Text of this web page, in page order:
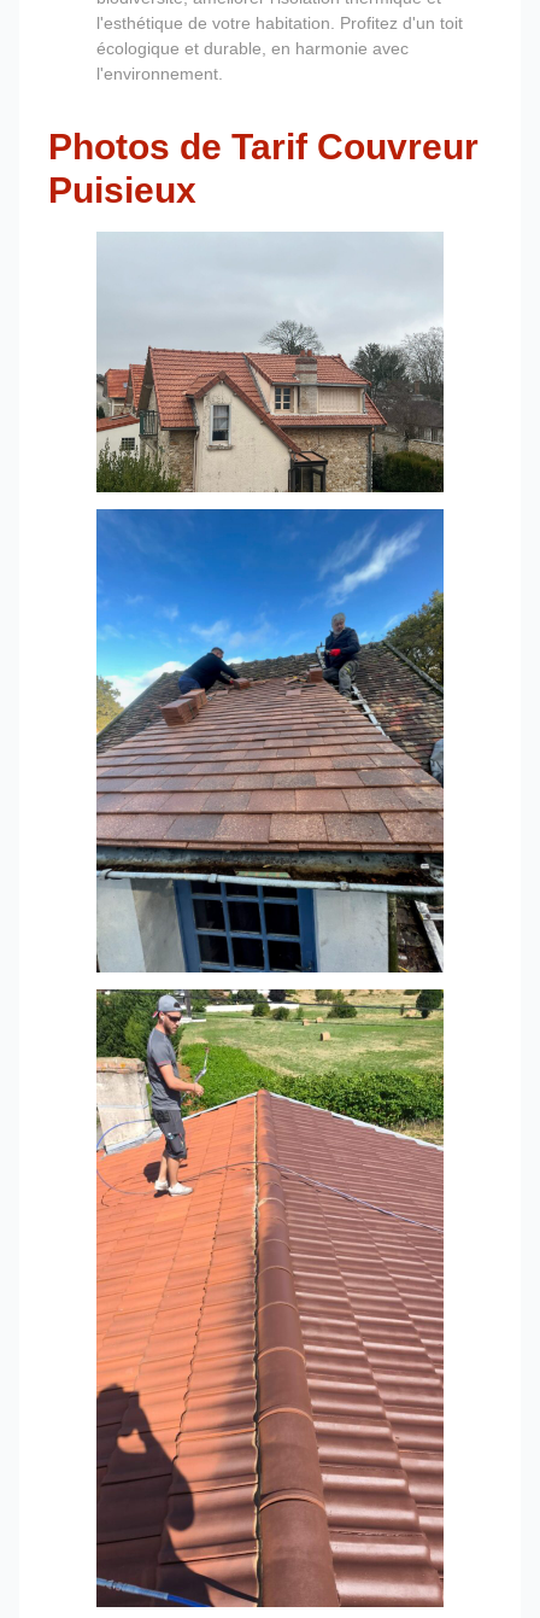
l'esthétique de votre habitation. Profitez d'un toit
écologique et durable, en harmonie avec
l'environnement.
Photos de Tarif Couvreur
Puisieux